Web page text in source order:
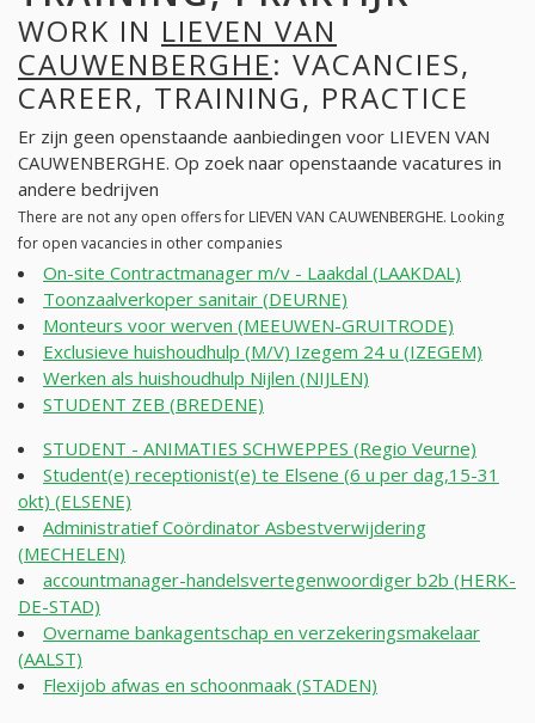
WORK IN LIEVEN VAN
CAUWENBERGHE: VACANCIES,
CAREER, TRAINING, PRACTICE
Er zijn geen openstaande aanbiedingen voor LIEVEN VAN
CAUWENBERGHE. Op zoek naar openstaande vacatures in
andere bedrijven
There are not any open offers for LIEVEN VAN CAUWENBERGHE. Looking
for open vacancies in other companies
On-site Contractmanager m/v - Laakdal (LAAKDAL)
Toonzaalverkoper sanitair (DEURNE)
Monteurs voor werven (MEEUWEN-GRUITRODE)
Exclusieve huishoudhulp (M/V) Izegem 24 u (IZEGEM)
Werken als huishoudhulp Nijlen (NIJLEN)
STUDENT ZEB (BREDENE)
STUDENT - ANIMATIES SCHWEPPES (Regio Veurne)
Student(e) receptionist(e) te Elsene (6 u per dag,15-31
okt) (ELSENE)
Administratief Coördinator Asbestverwijdering
(MECHELEN)
accountmanager-handelsvertegenwoordiger b2b (HERK-
DE-STAD)
Overname bankagentschap en verzekeringsmakelaar
(AALST)
Flexijob afwas en schoonmaak (STADEN)